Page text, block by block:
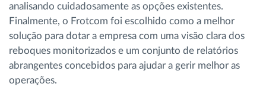
analisando cuidadosamente as opções existentes.
Finalmente, o Frotcom foi escolhido como a melhor
solução para dotar a empresa com uma visão clara dos
reboques monitorizados e um conjunto de relatórios
abrangentes concebidos para ajudar a gerir melhor as
operações.